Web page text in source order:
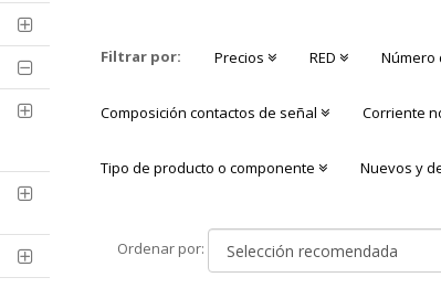
Filtrar por: Precios RED Número
Composición contactos de señal Corriente
Tipo de producto o componente Nuevos y
Ordenar por:
Ordenar
por